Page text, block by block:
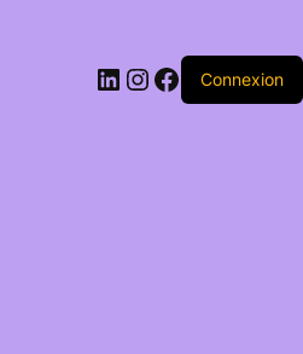
LinkedIn
Instagram
Facebook
Connexion